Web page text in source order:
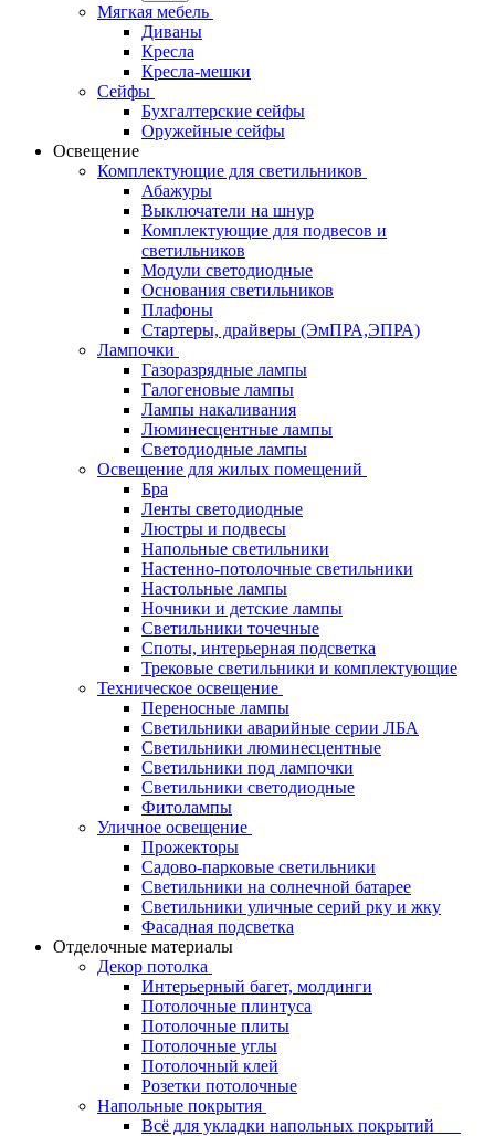
Мягкая мебель
Диваны
Кресла
Кресла-мешки
Сейфы
Бухгалтерские сейфы
Оружейные сейфы
Освещение
Комплектующие для светильников
Абажуры
Выключатели на шнур
Комплектующие для подвесов и
светильников
Модули светодиодные
Основания светильников
Плафоны
Стартеры, драйверы (ЭмПРА,ЭПРА)
Лампочки
Газоразрядные лампы
Галогеновые лампы
Лампы накаливания
Люминесцентные лампы
Светодиодные лампы
Освещение для жилых помещений
Бра
Ленты светодиодные
Люстры и подвесы
Напольные светильники
Настенно-потолочные светильники
Настольные лампы
Ночники и детские лампы
Светильники точечные
Споты, интерьерная подсветка
Трековые светильники и комплектующие
Техническое освещение
Переносные лампы
Светильники аварийные серии ЛБА
Светильники люминесцентные
Светильники под лампочки
Светильники светодиодные
Фитолампы
Уличное освещение
Прожекторы
Садово-парковые светильники
Светильники на солнечной батарее
Светильники уличные серий рку и жку
Фасадная подсветка
Отделочные материалы
Декор потолка
Интерьерный багет, молдинги
Потолочные плинтуса
Потолочные плиты
Потолочные углы
Потолочный клей
Розетки потолочные
Напольные покрытия
Всё для укладки напольных покрытий